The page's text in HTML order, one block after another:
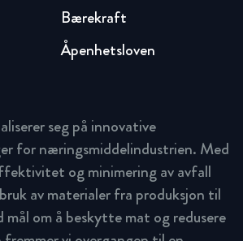
Bærekraft
Åpenhetsloven
seg på innovative
for næringsmiddelindustrien. Med
og minimering av avfall
av materialer fra produksjon til
mål om å beskytte mat og redusere